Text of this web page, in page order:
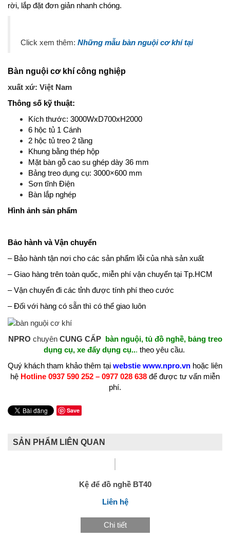
rời, lắp đặt đơn giản nhanh chóng.
Click xem thêm: Những mẫu bàn nguội cơ khí tại
Bàn nguội cơ khí công nghiệp
xuất xứ: Việt Nam
Thông số kỹ thuật:
Kích thước: 3000WxD700xH2000
6 hộc tủ 1 Cánh
2 hộc tủ treo 2 tầng
Khung bằng thép hộp
Mặt bàn gỗ cao su ghép dày 36 mm
Bảng treo dụng cụ: 3000×600 mm
Sơn tĩnh Điện
Bàn lắp nghép
Hình ảnh sản phẩm
Bảo hành và Vận chuyển
– Bảo hành tận nơi cho các sản phẩm lỗi của nhà sản xuất
– Giao hàng trên toàn quốc, miễn phí vận chuyển tại Tp.HCM
– Vận chuyển đi các tỉnh được tính phí theo cước
– Đối với hàng có sẵn thì có thể giao luôn
NPRO chuyên CUNG CẤP bàn nguội, tủ đồ nghề, bảng treo
dụng cụ, xe đẩy dụng cụ... theo yêu cầu.
Quý khách tham khảo thêm tại webstie www.npro.vn hoặc liên
hệ Hotline 0937 590 252 – 0977 028 638 để được tư vấn miễn
phí.
Save
SẢN PHẨM LIÊN QUAN
Kệ để đồ nghề BT40
Liên hệ
Chi tiết